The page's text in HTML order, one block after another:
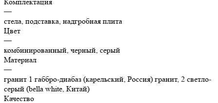
—
стела, подставка, надгробная плита
Цвет
—
комбинированный, черный, серый
Материал
—
гранит 1 габбро-диабаз (карельский, Россия) гранит, 2 светло-
серый (bella white, Китай)
Качество